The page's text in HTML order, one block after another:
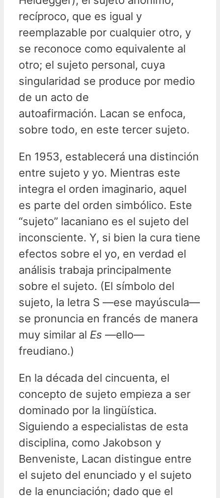
recíproco, que es igual y
reemplazable por cualquier otro, y
se reconoce como equivalente al
otro; el sujeto personal, cuya
singularidad se produce por medio
de un acto de
autoafirmación. Lacan se enfoca,
sobre todo, en este tercer sujeto.
En 1953, establecerá una distinción
entre sujeto y yo. Mientras este
integra el orden imaginario, aquel
es parte del orden simbólico. Este
“sujeto” lacaniano es el sujeto del
inconsciente. Y, si bien la cura tiene
efectos sobre el yo, en verdad el
análisis trabaja principalmente
sobre el sujeto. (El símbolo del
sujeto, la letra S —ese mayúscula—
se pronuncia en francés de manera
muy similar al Es —ello—
freudiano.)
En la década del cincuenta, el
concepto de sujeto empieza a ser
dominado por la lingüística.
Siguiendo a especialistas de esta
disciplina, como Jakobson y
Benveniste, Lacan distingue entre
el sujeto del enunciado y el sujeto
de la enunciación; dado que el